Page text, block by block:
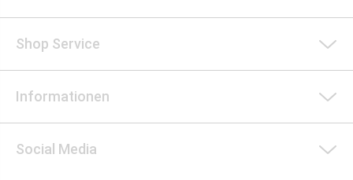
Shop Service
Informationen
Social Media